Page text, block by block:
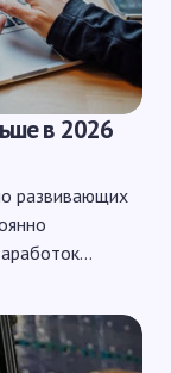
в 2026
развивающих